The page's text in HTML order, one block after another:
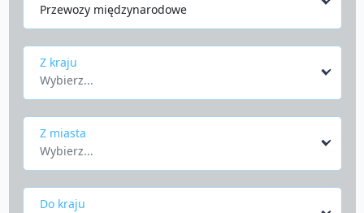
Przewozy międzynarodowe
Z kraju
Wybierz...
Z miasta
Wybierz...
Do kraju